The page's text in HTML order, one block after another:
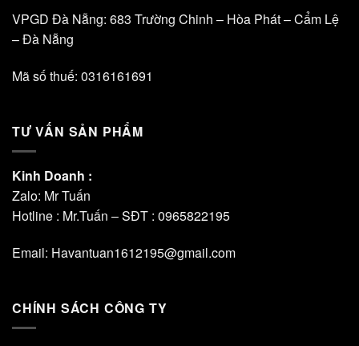
VPGD Đà Nẵng: 683 Trường Chinh – Hòa Phát – Cẩm Lệ
– Đà Nẵng
Mã số thuế: 0316161691
TƯ VẤN SẢN PHẨM
Kinh Doanh :
Zalo: Mr Tuấn
Hotline : Mr.Tuấn – SĐT : 0965822195
Email: Havantuan1612195@gmail.com
CHÍNH SÁCH CÔNG TY